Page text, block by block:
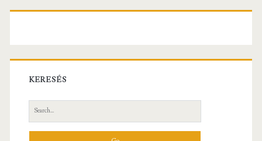
KERESÉS
Search
for: